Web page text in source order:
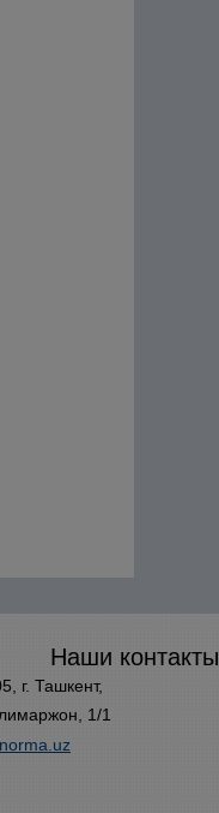
Наши контакты
г. Ташкент,
1/1